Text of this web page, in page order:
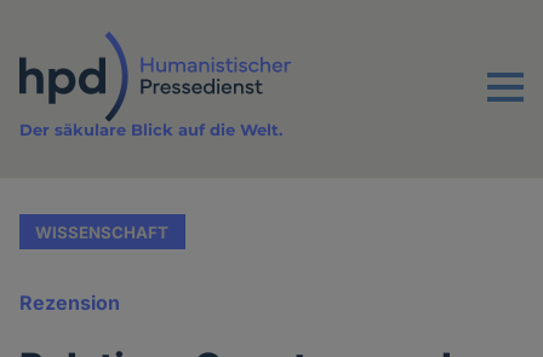
Inhalt
Menu
Der säkulare Blick auf die Welt.
WISSENSCHAFT
Rezension